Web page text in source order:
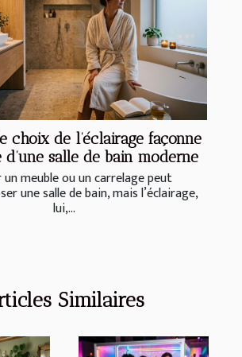
choix de l’éclairage façonne
d’une salle de bain moderne
un meuble ou un carrelage peut
une salle de bain, mais l’éclairage,
lui,...
Similaires